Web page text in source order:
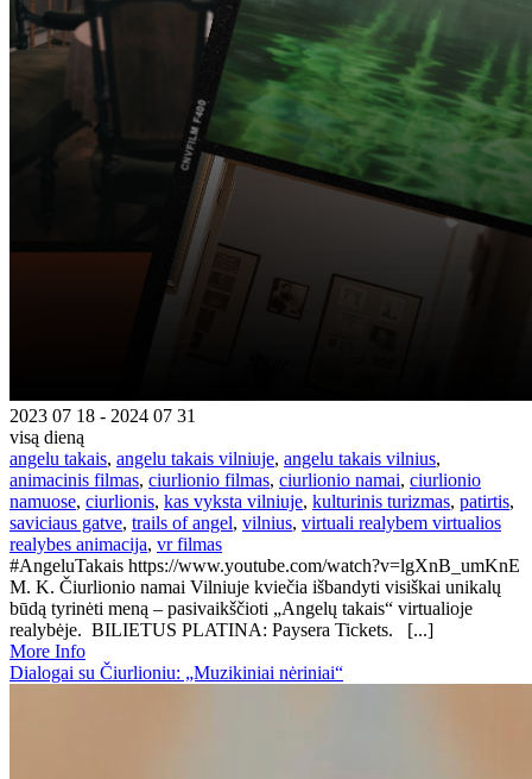
2023 07 18 - 2024 07 31
visą dieną
angelu takais, angelu takais vilniuje, angelu takais vilnius,
animacinis filmas, ciurlionio filmas, ciurlionio namai, ciurlionio
namuose, ciurlionis, kas vyksta vilniuje, kulturinis turizmas, patirtis,
saviciaus gatve, trails of angel, vilnius, virtuali realybem virtualios
realybes animacija, vr filmas
#AngeluTakais https://www.youtube.com/watch?v=lgXnB_umKnE
M. K. Čiurlionio namai Vilniuje kviečia išbandyti visiškai unikalų
būdą tyrinėti meną – pasivaikščioti „Angelų takais“ virtualioje
realybėje. BILIETUS PLATINA: Paysera Tickets. [...]
More Info
Dialogai su Čiurlioniu: „Muzikiniai nėriniai“